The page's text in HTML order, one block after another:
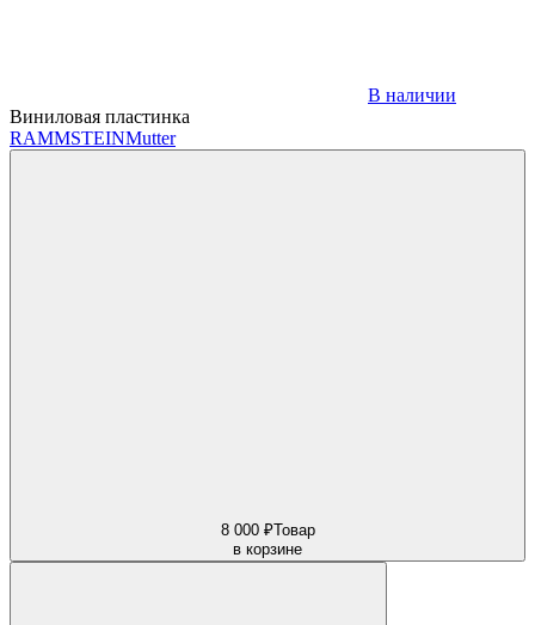
В наличии
Виниловая пластинка
RAMMSTEINMutter
8 000 ₽Товар
в корзине